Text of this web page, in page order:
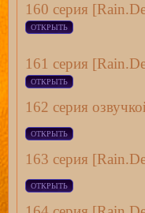
160 серия
161 серия
162 серия
163 серия